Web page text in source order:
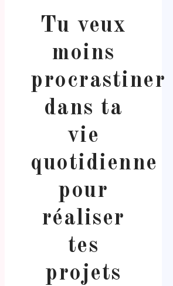
Tu veux
moins
procrastiner
dans ta
vie
quotidienne
pour
réaliser
tes
projets